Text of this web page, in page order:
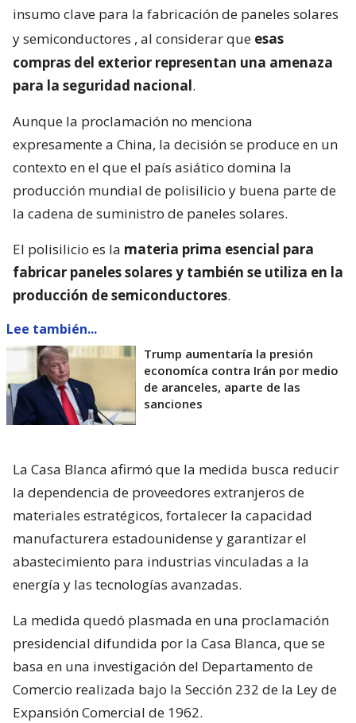
insumo clave para la fabricación de paneles solares
y semiconductores , al considerar que esas
compras del exterior representan una amenaza
para la seguridad nacional.
Aunque la proclamación no menciona
expresamente a China, la decisión se produce en un
contexto en el que el país asiático domina la
producción mundial de polisilicio y buena parte de
la cadena de suministro de paneles solares.
El polisilicio es la materia prima esencial para
fabricar paneles solares y también se utiliza en la
producción de semiconductores.
Lee también...
Trump aumentaría la presión
economíca contra Irán por medio
de aranceles, aparte de las
sanciones
La Casa Blanca afirmó que la medida busca reducir
la dependencia de proveedores extranjeros de
materiales estratégicos, fortalecer la capacidad
manufacturera estadounidense y garantizar el
abastecimiento para industrias vinculadas a la
energía y las tecnologías avanzadas.
La medida quedó plasmada en una proclamación
presidencial difundida por la Casa Blanca, que se
basa en una investigación del Departamento de
Comercio realizada bajo la Sección 232 de la Ley de
Expansión Comercial de 1962.